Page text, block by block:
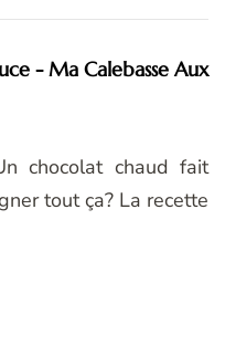
- Ma Calebasse Aux
chocolat chaud fait
tout ça? La recette